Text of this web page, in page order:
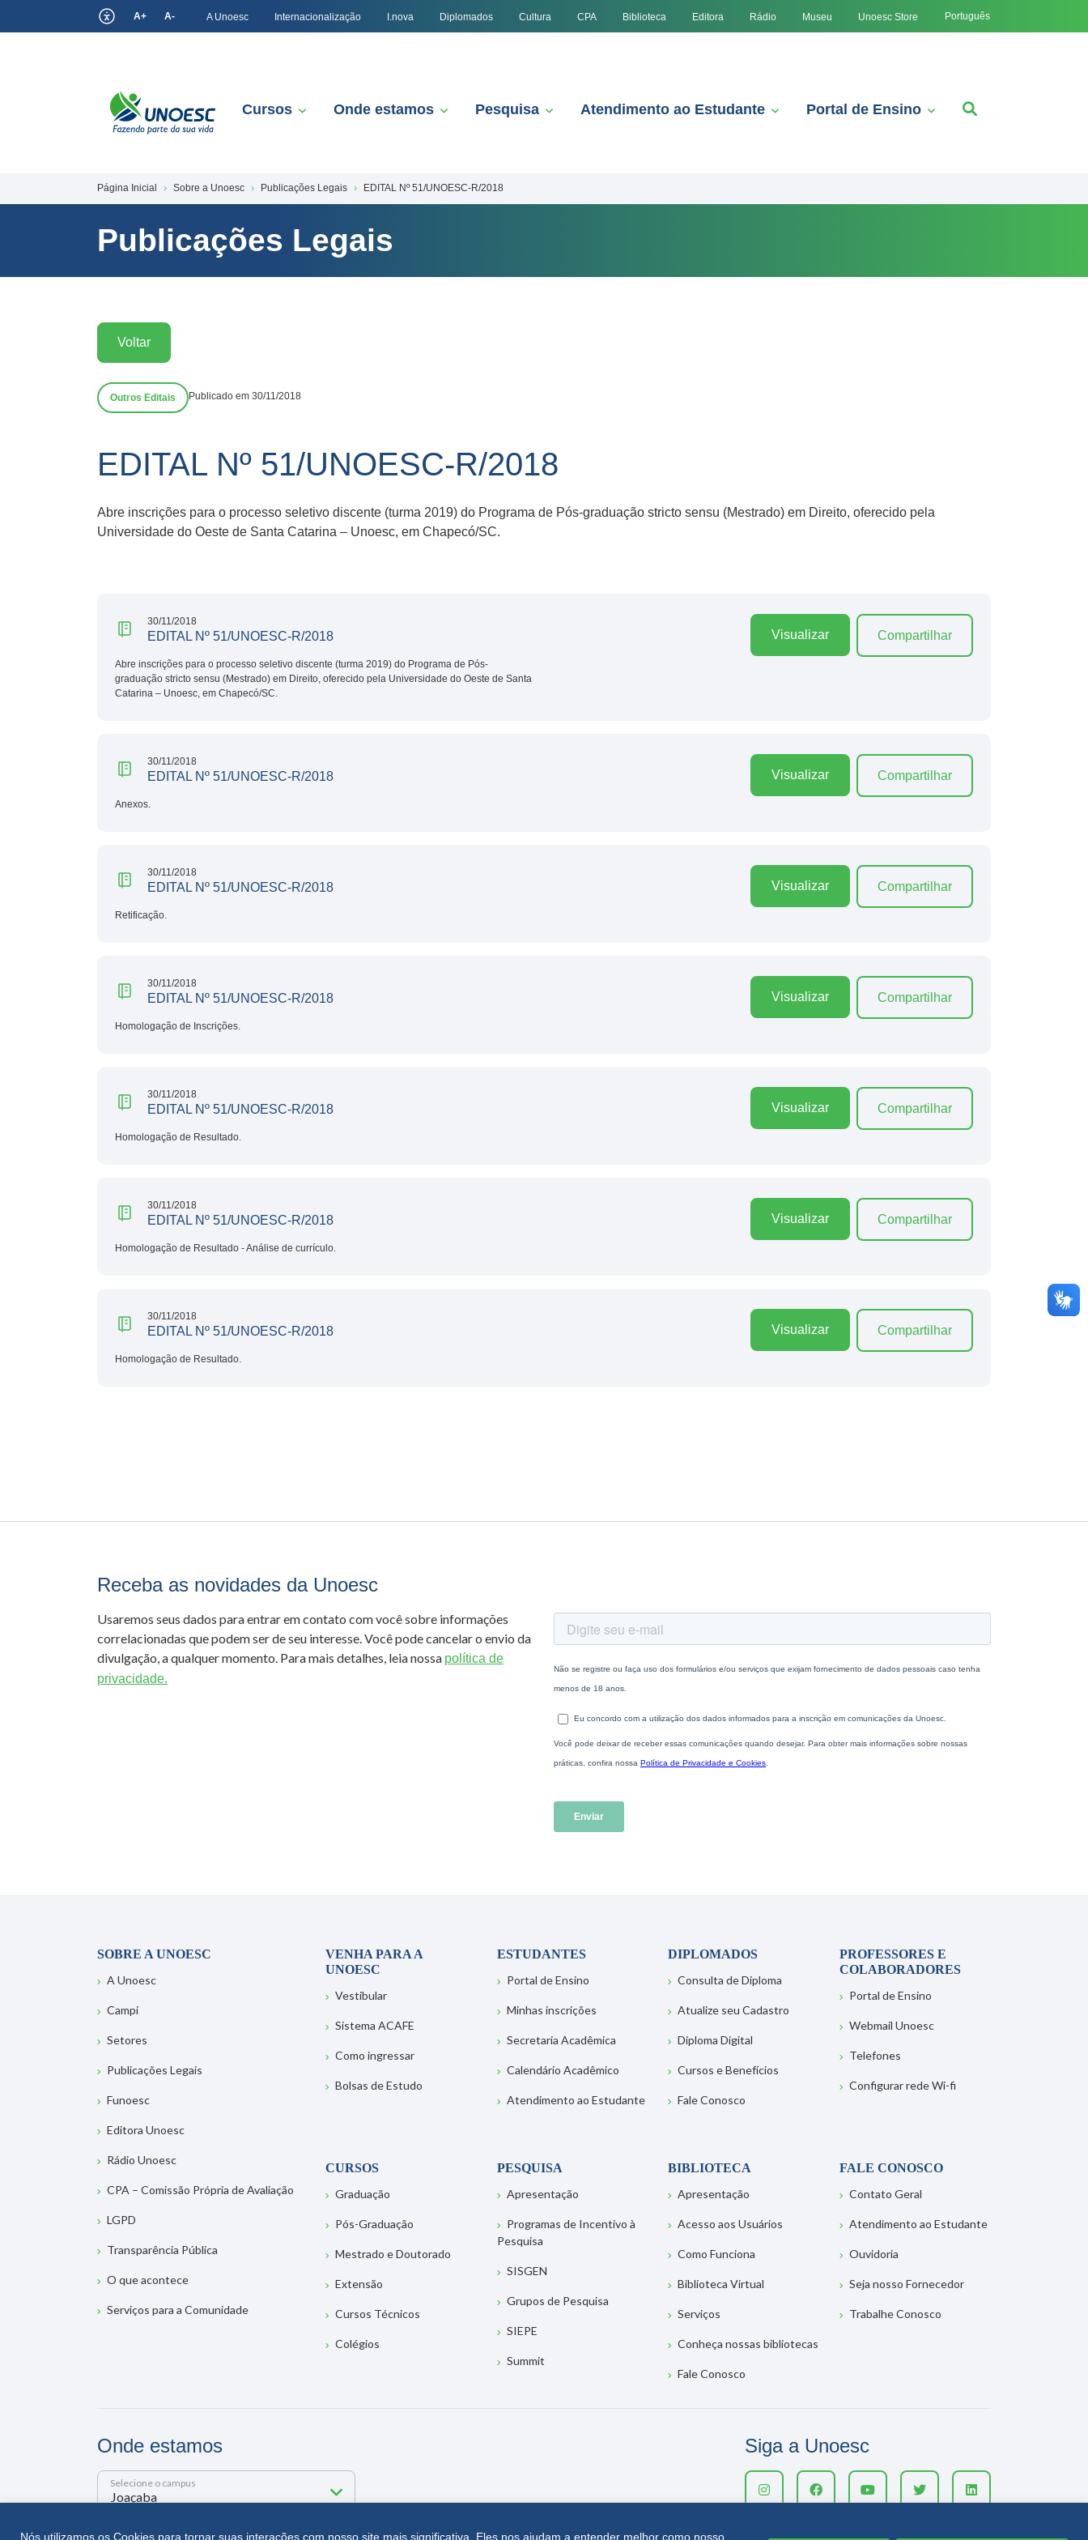
Nós utilizamos os Cookies para tornar suas interações com nosso site mais significativa. Eles nos ajudam a entender melhor como nosso
A+ A- A Unoesc Internacionalização I.nova Diplomados Cultura CPA Biblioteca Editora Rádio Museu Unoesc Store Português
Cursos Onde estamos Pesquisa Atendimento ao Estudante Portal de Ensino
Página Inicial Sobre a Unoesc Publicações Legais EDITAL Nº 51/UNOESC-R/2018
Publicações Legais
Voltar
Outros Editais Publicado em 30/11/2018
EDITAL Nº 51/UNOESC-R/2018
Abre inscrições para o processo seletivo discente (turma 2019) do Programa de Pós-graduação stricto sensu (Mestrado) em Direito, oferecido pela
Universidade do Oeste de Santa Catarina – Unoesc, em Chapecó/SC.
30/11/2018
EDITAL Nº 51/UNOESC-R/2018
Abre inscrições para o processo seletivo discente (turma 2019) do Programa de Pós-
graduação stricto sensu (Mestrado) em Direito, oferecido pela Universidade do Oeste de Santa
Catarina – Unoesc, em Chapecó/SC.
Visualizar Compartilhar
30/11/2018
EDITAL Nº 51/UNOESC-R/2018
Anexos.
Visualizar Compartilhar
30/11/2018
EDITAL Nº 51/UNOESC-R/2018
Retificação.
Visualizar Compartilhar
30/11/2018
EDITAL Nº 51/UNOESC-R/2018
Homologação de Inscrições.
Visualizar Compartilhar
30/11/2018
EDITAL Nº 51/UNOESC-R/2018
Homologação de Resultado.
Visualizar Compartilhar
30/11/2018
EDITAL Nº 51/UNOESC-R/2018
Homologação de Resultado - Análise de currículo.
Visualizar Compartilhar
30/11/2018
EDITAL Nº 51/UNOESC-R/2018
Homologação de Resultado.
Visualizar Compartilhar
Receba as novidades da Unoesc
Usaremos seus dados para entrar em contato com você sobre informações
correlacionadas que podem ser de seu interesse. Você pode cancelar o envio da
divulgação, a qualquer momento. Para mais detalhes, leia nossa política de
privacidade.
SOBRE A UNOESC
A Unoesc
Campi
Setores
Publicações Legais
Funoesc
Editora Unoesc
Rádio Unoesc
CPA – Comissão Própria de Avaliação
LGPD
Transparência Pública
O que acontece
Serviços para a Comunidade
VENHA PARA A
UNOESC
Vestibular
Sistema ACAFE
Como ingressar
Bolsas de Estudo
ESTUDANTES
Portal de Ensino
Minhas inscrições
Secretaria Acadêmica
Calendário Acadêmico
Atendimento ao Estudante
DIPLOMADOS
Consulta de Diploma
Atualize seu Cadastro
Diploma Digital
Cursos e Benefícios
Fale Conosco
PROFESSORES E
COLABORADORES
Portal de Ensino
Webmail Unoesc
Telefones
Configurar rede Wi-fi
CURSOS
Graduação
Pós-Graduação
Mestrado e Doutorado
Extensão
Cursos Técnicos
Colégios
PESQUISA
Apresentação
Programas de Incentivo à
Pesquisa
SISGEN
Grupos de Pesquisa
SIEPE
Summit
BIBLIOTECA
Apresentação
Acesso aos Usuários
Como Funciona
Biblioteca Virtual
Serviços
Conheça nossas bibliotecas
Fale Conosco
FALE CONOSCO
Contato Geral
Atendimento ao Estudante
Ouvidoria
Seja nosso Fornecedor
Trabalhe Conosco
Onde estamos
Selecione o campus
Rua Getúlio Vargas, 2125 - Bairro Flor da Serra
Siga a Unoesc